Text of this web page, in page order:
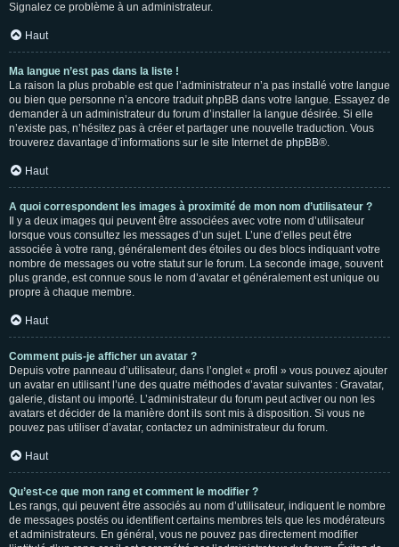
Signalez ce problème à un administrateur.
Haut
Ma langue n’est pas dans la liste !
La raison la plus probable est que l’administrateur n’a pas installé votre langue
ou bien que personne n’a encore traduit phpBB dans votre langue. Essayez de
demander à un administrateur du forum d’installer la langue désirée. Si elle
n’existe pas, n’hésitez pas à créer et partager une nouvelle traduction. Vous
trouverez davantage d’informations sur le site Internet de phpBB®.
Haut
A quoi correspondent les images à proximité de mon nom d’utilisateur ?
Il y a deux images qui peuvent être associées avec votre nom d’utilisateur
lorsque vous consultez les messages d’un sujet. L’une d’elles peut être
associée à votre rang, généralement des étoiles ou des blocs indiquant votre
nombre de messages ou votre statut sur le forum. La seconde image, souvent
plus grande, est connue sous le nom d’avatar et généralement est unique ou
propre à chaque membre.
Haut
Comment puis-je afficher un avatar ?
Depuis votre panneau d’utilisateur, dans l’onglet « profil » vous pouvez ajouter
un avatar en utilisant l’une des quatre méthodes d’avatar suivantes : Gravatar,
galerie, distant ou importé. L’administrateur du forum peut activer ou non les
avatars et décider de la manière dont ils sont mis à disposition. Si vous ne
pouvez pas utiliser d’avatar, contactez un administrateur du forum.
Haut
Qu’est-ce que mon rang et comment le modifier ?
Les rangs, qui peuvent être associés au nom d’utilisateur, indiquent le nombre
de messages postés ou identifient certains membres tels que les modérateurs
et administrateurs. En général, vous ne pouvez pas directement modifier